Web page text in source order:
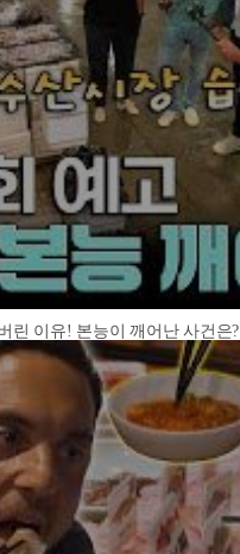
린 이유! 본능이 깨어난 사건은?